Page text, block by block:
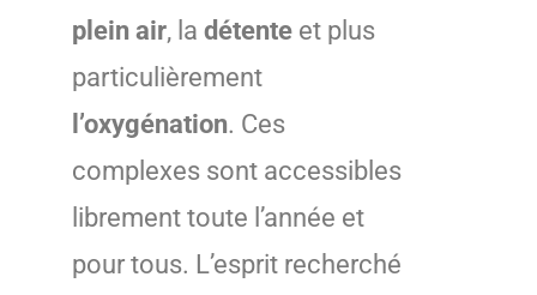
plein air, la détente et plus
particulièrement
l’oxygénation. Ces
complexes sont accessibles
librement toute l’année et
pour tous. L’esprit recherché